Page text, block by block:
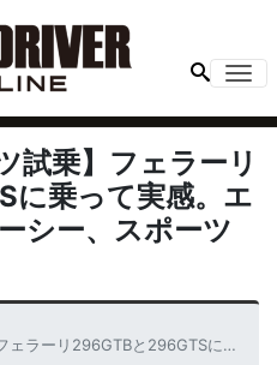
試乗】フェラーリ
に乗って実感。エ
シー、スポーツ
って実感。エレガントにしてレーシー、スポーツカーは永遠に不滅